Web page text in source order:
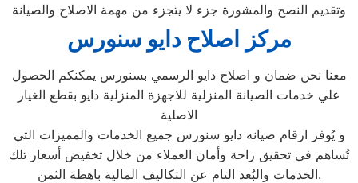
وتقديم النصح والمشورة جزء لا يتجزء من مهمة الاصلاح والصيانة
مركز اصلاح دايو سنورس
معنا نحن ضمان و اصلاح دايو الرسمي بسنورس يمكنكم الحصول
علي خدمات الصيانة المنزلية للاجهزة المنزلية دايو بقطع الغيار
الاصلية
و يُوفر ارقام صيانه دايو سنورس جميع الخدمات والمميزات التي
تُساهم في تحقيق راحة وأمان العملاء من خلال تخفيض أسعار تلك
الخدمات والبُعد التام عن التكاليف المالية باهظة الثمن.